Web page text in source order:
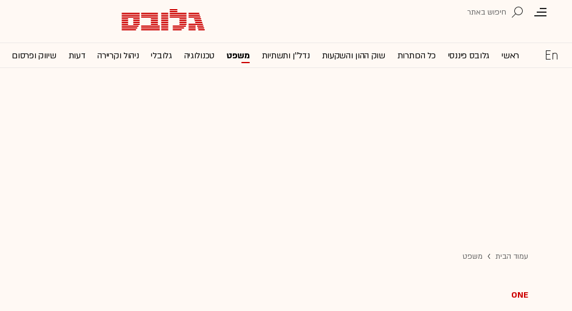
ראשי גלובס פיננסי כל הכותרות שוק ההון והשקעות נדל''ן ותשתיות משפט טכנולוגיה גלובלי ניהול וקריירה דעות שיווק ופרסום
עמוד הבית משפט
ONE